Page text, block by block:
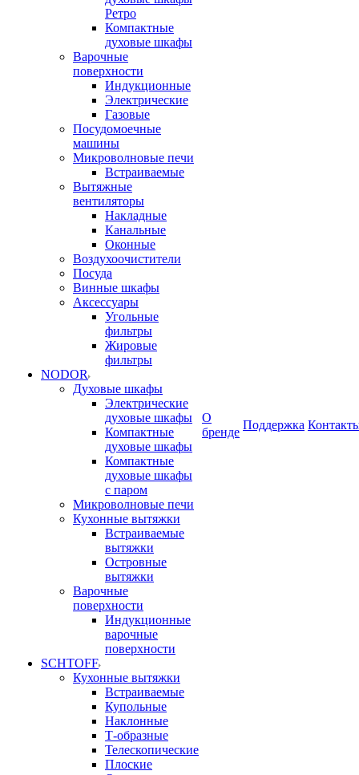
Ретро
Компактные
духовые шкафы
Варочные
поверхности
Индукционные
Электрические
Газовые
Посудомоечные
машины
Микроволновые печи
Встраиваемые
Вытяжные
вентиляторы
Накладные
Канальные
Оконные
Воздухоочистители
Посуда
Винные шкафы
Аксессуары
Угольные
фильтры
Жировые
фильтры
NODOR
Духовые шкафы
Электрические
духовые шкафы
Компактные
духовые шкафы
Компактные
духовые шкафы
с паром
Микроволновые печи
Кухонные вытяжки
Встраиваемые
вытяжки
Островные
вытяжки
Варочные
поверхности
Индукционные
варочные
поверхности
SCHTOFF
Кухонные вытяжки
Встраиваемые
Купольные
Наклонные
Т-образные
Телескопические
Плоские
О
бренде
Поддержка